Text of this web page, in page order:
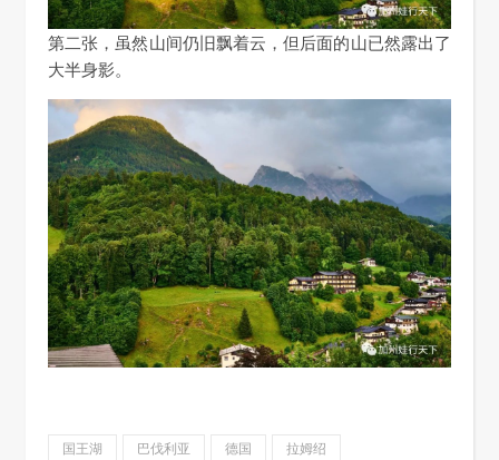
第二张，虽然山间仍旧飘着云，但后面的山已然露出了
大半身影。
国王湖 巴伐利亚 德国 拉姆绍